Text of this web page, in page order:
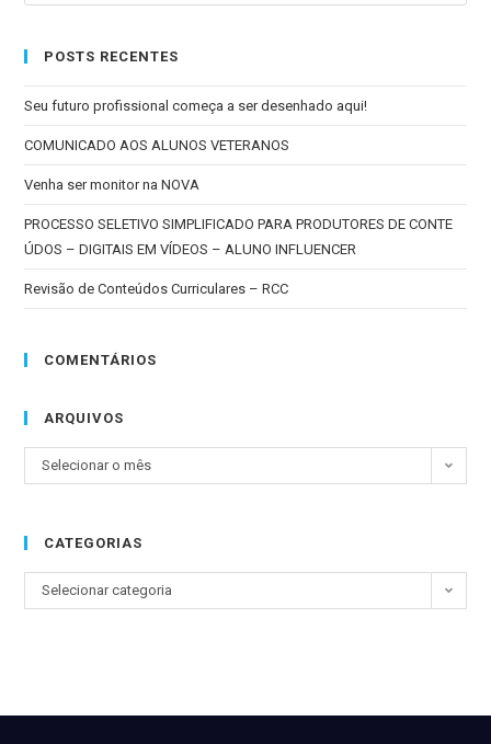
POSTS RECENTES
Seu futuro profissional começa a ser desenhado aqui!
COMUNICADO AOS ALUNOS VETERANOS
Venha ser monitor na NOVA
PROCESSO SELETIVO SIMPLIFICADO PARA PRODUTORES DE CONTE
ÚDOS – DIGITAIS EM VÍDEOS – ALUNO INFLUENCER
Revisão de Conteúdos Curriculares – RCC
COMENTÁRIOS
ARQUIVOS
Selecionar o mês
CATEGORIAS
Selecionar categoria